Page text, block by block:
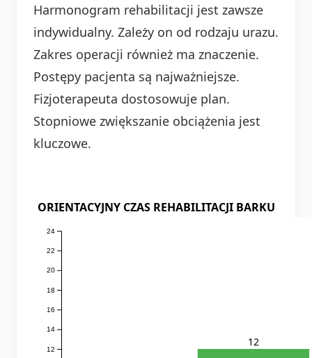
Harmonogram rehabilitacji jest zawsze
indywidualny. Zależy on od rodzaju urazu.
Zakres operacji również ma znaczenie.
Postępy pacjenta są najważniejsze.
Fizjoterapeuta dostosowuje plan.
Stopniowe zwiększanie obciążenia jest
kluczowe.
ORIENTACYJNY CZAS REHABILITACJI BARKU
12
14
16
18
20
22
24
12